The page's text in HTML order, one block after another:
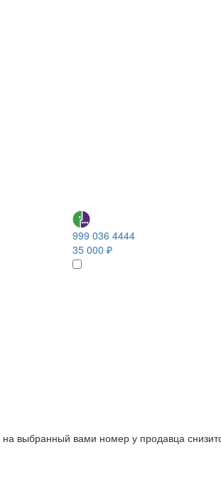
999 036 4444
35 000 ₽
выбранный вами номер у продавца